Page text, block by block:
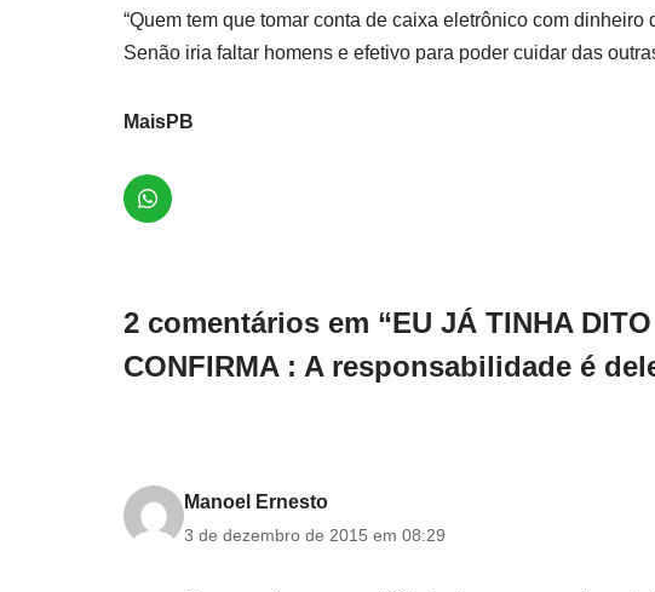
“Quem tem que tomar conta de caixa eletrônico com
Senão iria faltar homens e efetivo para poder cuidar das
MaisPB
2 comentários em “EU JÁ TINHA
CONFIRMA : A responsabilidade é
Manoel Ernesto
3 de dezembro de 2015 em 08:29